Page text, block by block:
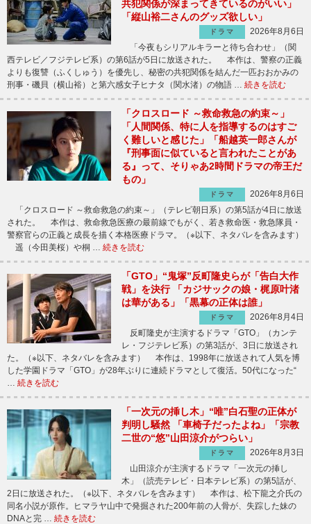
共犯関係が深まってきているのがいい」
「縦山裕二さんのグッズ欲しい」
ドラマ
2026年8月6日
「今夜もシリアルキラーと待ち合わせ」（関
西テレビ／フジテレビ系）の第6話が5日に放送された。 本作は、警察の正義
よりも復讐（ふくしゅう）を優先し、秘密の共犯関係を結んだ一匹おおかみの
刑事・磯貝（横山裕）と第六感女子ヒナタ（関水渚）の物語 … 続きを読む
「クロスロード ～救命救急の約束～」
「人間関係、特に人を指導するのはすご
く難しいと感じた」「船越英一郎さんが
『刑事面に似ていると言われたことがあ
る』って、そりゃあ2時間ドラマの帝王だ
もの」
ドラマ
2026年8月6日
「クロスロード ～救命救急の約束～」（テレビ朝日系）の第5話が4日に放送
された。 本作は、救命救急医療の最前線でもがく、若き救命医・救急隊員・
警察官らの正義と成長を描く本格医療ドラマ。（※以下、ネタバレを含みます）
遥（今田美桜）や桐 … 続きを読む
「GTO」“鬼塚”反町隆史らが「告白大作
戦」を決行 「カジサックの娘・梶原叶渚
は華がある」「黒幕の正体は誰」
ドラマ
2026年8月4日
反町隆史が主演するドラマ「GTO」（カンテ
レ・フジテレビ系）の第3話が、3日に放送され
た。（※以下、ネタバレを含みます） 本作は、1998年に放送されて人気を博
した学園ドラマ「GTO」が28年ぶりに連続ドラマとして復活。50代になった“
… 続きを読む
「一次元の挿し木」“唯”白石聖の正体が
判明し騒然 「車椅子だったよね」「宗教
二世の“悠”山田涼介がつらい」
ドラマ
2026年8月3日
山田涼介が主演するドラマ「一次元の挿し
木」（読売テレビ・日本テレビ系）の第5話が、
2日に放送された。（※以下、ネタバレを含みます） 本作は、松下龍之介氏の
同名小説が原作。ヒマラヤ山中で発掘された200年前の人骨が、失踪した妹の
DNAと完 … 続きを読む